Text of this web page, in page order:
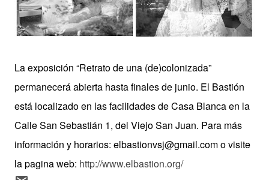
La exposición “Retrato de una (de)colonizada”
permanecerá abierta hasta finales de junio. El Bastión
está localizado en las facilidades de Casa Blanca en la
Calle San Sebastián 1, del Viejo San Juan. Para más
información y horarios: elbastionvsj@gmail.com o visite
la pagina web: http://www.elbastion.org/